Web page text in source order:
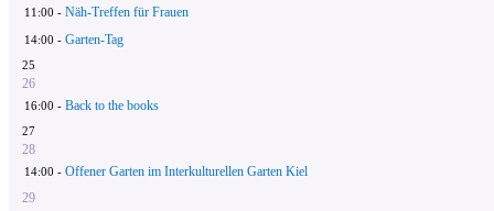
11:00 - Näh-Treffen für Frauen
14:00 - Garten-Tag
25
26
16:00 - Back to the books
27
28
14:00 - Offener Garten im Interkulturellen Garten Kiel
29